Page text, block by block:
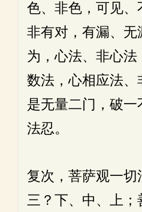
色、非色，可见、
非有对，有漏、无
为，心法、非心
数法，心相应法、
是无量二门，破一
法忍。
复次，菩萨观一切
三？下、中、上；